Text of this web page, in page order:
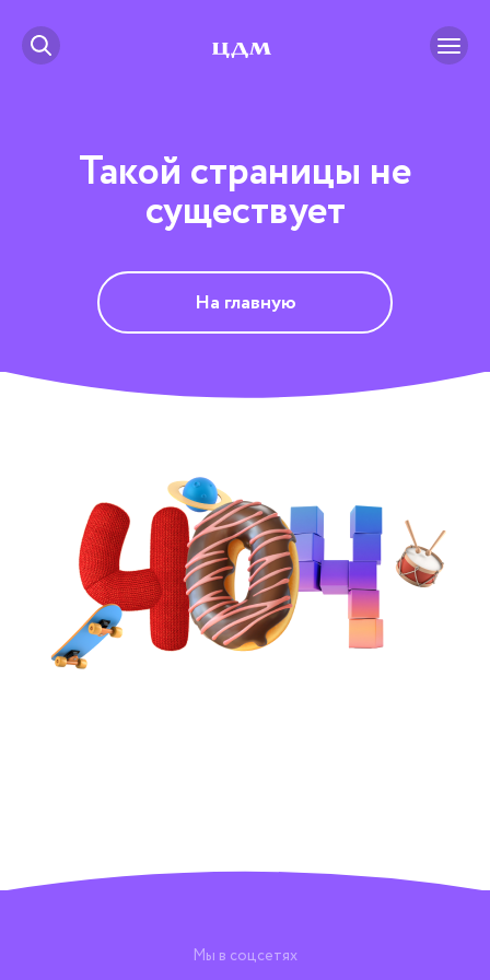
Такой страницы не
существует
На главную
Мы в соцсетях